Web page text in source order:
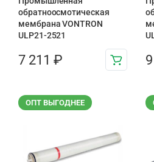
обратноосмотическая
мембрана VONTRON
ULP21-2521
7 211 ₽
ОПТ ВЫГОДНЕЕ